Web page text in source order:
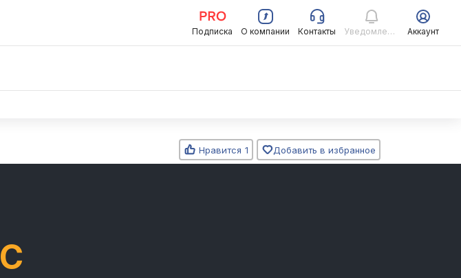
Подписка О компании Контакты Уведомления Аккаунт
Нравится 1 Добавить в избранное